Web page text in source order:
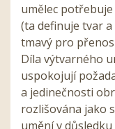
umělec
(ta definuje tvar
tmavý pro
Díla výtvarného
uspokojují
a jedinečnosti
rozlišována jako
umění v